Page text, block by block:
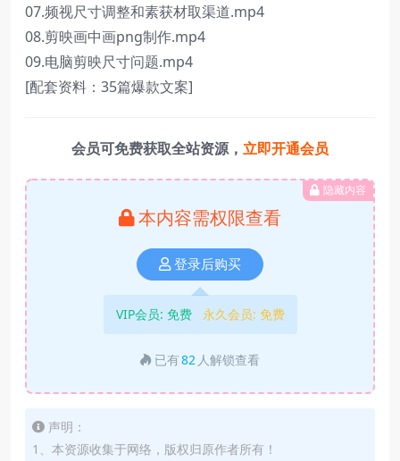
07.频视尺寸调整和素获材取渠道.mp4
08.剪映画中画png制作.mp4
09.电脑剪映尺寸问题.mp4
[配套资料：35篇爆款文案]
会员可免费获取全站资源， 立即开通会员
隐藏内容
本内容需权限查看
登录后购买
VIP会员: 免费 永久会员: 免费
已有82 人解锁查看
声明：
1、本资源收集于网络，版权归原作者所有！